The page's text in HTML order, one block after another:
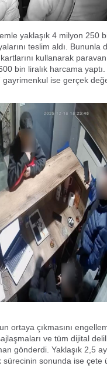
yaklaşık 4 milyon 250
teslim aldı. Bununla
kullanarak
bin liralık harcama yaptı.
gayrimenkul ise gerçek
ortaya çıkmasını
ve tüm dijital
gönderdi. Yaklaşık 2,5
sürecinin sonunda ise